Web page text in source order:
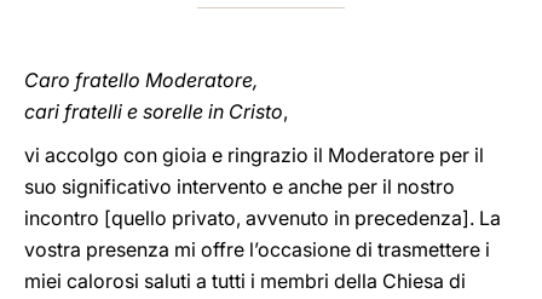
Caro fratello Moderatore,
cari fratelli e sorelle in Cristo,
vi accolgo con gioia e ringrazio il Moderatore per il
suo significativo intervento e anche per il nostro
incontro [quello privato, avvenuto in precedenza]. La
vostra presenza mi offre l’occasione di trasmettere i
miei calorosi saluti a tutti i membri della Chiesa di